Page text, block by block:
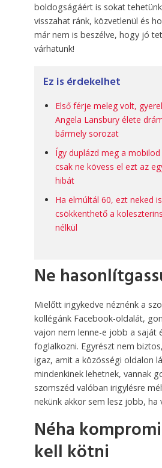
boldogságáért is sokat
visszahat ránk, közvetlenül és
már nem is beszélve, hogy jó
várhatunk!
Ez is érdekelhet
Első férje meleg volt,
Angela Lansbury élete
bármely sorozat
Így duplázd meg a
csak ne kövess el ezt az
hibát
Ha elmúltál 60, ezt neked
csökkenthető a
nélkül
Ne
Mielőtt irigykedve néznénk a
kollégánk Facebook-oldalát,
vajon nem lenne-e jobb a saját
foglalkozni. Egyrészt nem
igaz, amit a közösségi oldalon
mindenkinek lehetnek, vannak
szomszéd valóban irigylésre
nekünk akkor sem lesz jobb, ha
Néha
kell kötni